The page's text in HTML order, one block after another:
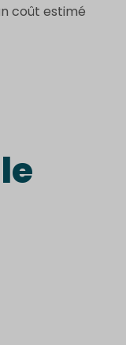
coût estimé